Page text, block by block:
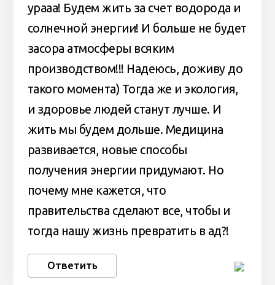
урааа! Будем жить за счет водорода и
солнечной энергии! И больше не будет
засора атмосферы всяким
производством!!! Надеюсь, доживу до
такого момента) Тогда же и экология,
и здоровье людей станут лучше. И
жить мы будем дольше. Медицина
развивается, новые способы
получения энергии придумают. Но
почему мне кажется, что
правительства сделают все, чтобы и
тогда нашу жизнь превратить в ад?!
Ответить